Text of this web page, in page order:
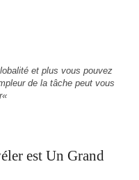
et plus vous pouvez
de la tâche peut vous
«
est Un Grand